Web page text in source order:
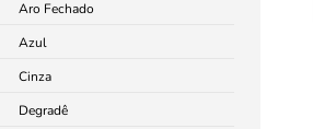
Aro Fechado
Azul
Cinza
Degradê